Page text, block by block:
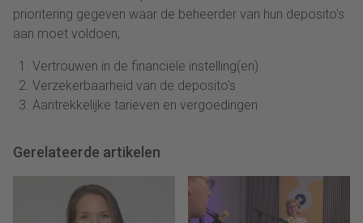
prioritering gegeven waar de beheerder van hun deposito's
aan moet voldoen;
Vertrouwen in de financiële instelling(en)
Verzekerbaarheid van de deposito's
Aantrekkelijke tarieven en vergoedingen
Gerelateerde artikelen